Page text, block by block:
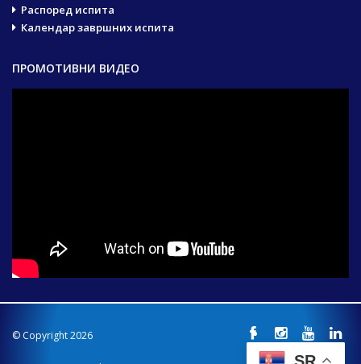
Распоред испита
Календар завршних испита
ПРОМОТИВНИ ВИДЕО
© Copyright 2026